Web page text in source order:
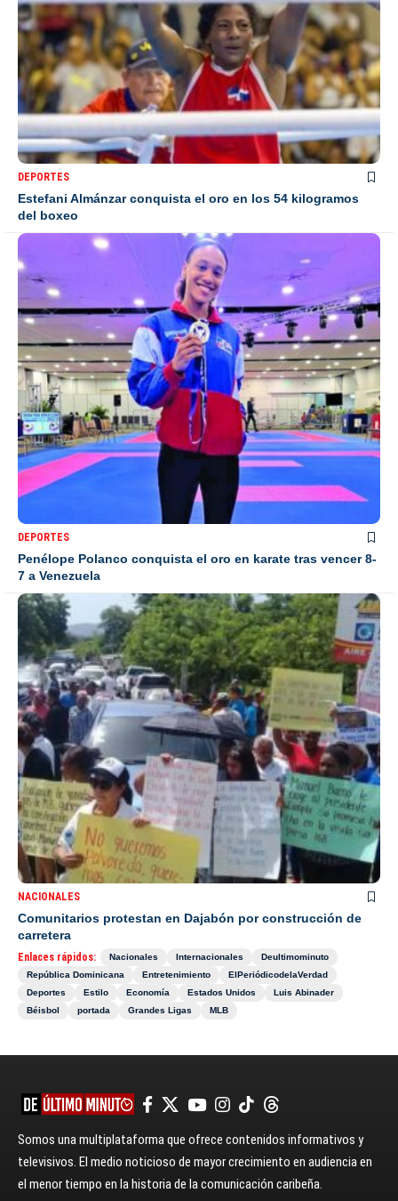
DEPORTES
Estefani Almánzar conquista el oro en los 54 kilogramos
del boxeo
DEPORTES
Penélope Polanco conquista el oro en karate tras vencer 8-
7 a Venezuela
NACIONALES
Comunitarios protestan en Dajabón por construcción de
carretera
Enlaces rápidos: Nacionales Internacionales
Deultimominuto
República Dominicana
Entretenimiento
ElPeriódicodelaVerdad
Deportes
Estilo Economía Estados Unidos
Luis Abinader
Béisbol
portada Grandes Ligas MLB
Somos una multiplataforma que ofrece contenidos informativos y
televisivos. El medio noticioso de mayor crecimiento en audiencia en
el menor tiempo en la historia de la comunicación caribeña.